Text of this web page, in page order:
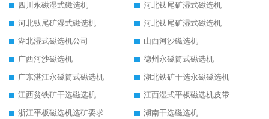
四川永磁湿式磁选机
河北钛尾矿湿式磁选机
河北钛尾矿湿式磁选机
河北钛尾矿湿式磁选机
湖北湿式磁选机公司
山西河沙磁选机
广西河沙磁选机
德州永磁筒式磁选机
广东湛江永磁筒式磁选机
湖北铁矿干选永磁磁选机
江西贫铁矿干选磁选机
江西湿式平板磁选机皮带
浙江平板磁选机选矿要求
湖南干选磁选机